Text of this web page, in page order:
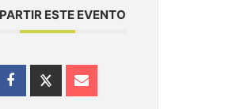
ESTE EVENTO